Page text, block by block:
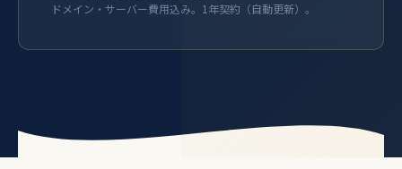
ドメイン・サーバー費用込み。1年契約（自動更新）。